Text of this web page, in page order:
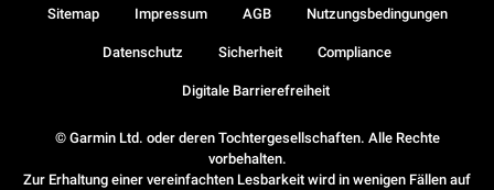
© Garmin Ltd. oder deren Tochtergesellschaften. Alle Rechte
vorbehalten.
Zur Erhaltung einer vereinfachten Lesbarkeit wird in wenigen Fällen auf
Sitemap Impressum AGB Nutzungsbedingungen
Datenschutz Sicherheit Compliance
Digitale Barrierefreiheit